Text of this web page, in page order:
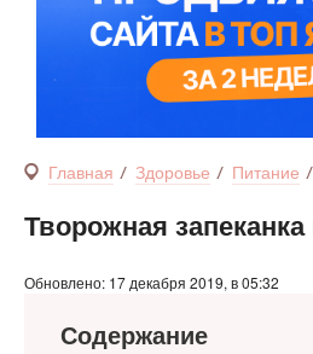
Главная Здоровье Питание
Творожная
Обновлено: 17 декабря 2019, в 05:32
Содержание